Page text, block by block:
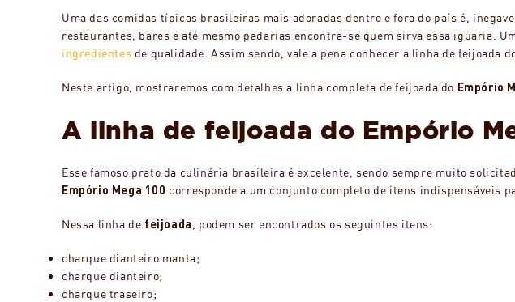
Uma das comidas típicas brasileiras mais adoradas dentro e fora do país é,
restaurantes, bares e até mesmo padarias encontra-se quem sirva essa iguaria.
ingredientes de qualidade. Assim sendo, vale a pena conhecer a linha de feijoada
Neste artigo, mostraremos com detalhes a linha completa de feijoada do Empório
A linha de feijoada do Empório
Esse famoso prato da culinária brasileira é excelente, sendo sempre muito
Empório Mega 100 corresponde a um conjunto completo de itens indispensáveis
Nessa linha de feijoada, podem ser encontrados os seguintes itens:
charque dianteiro manta;
charque dianteiro;
charque traseiro;